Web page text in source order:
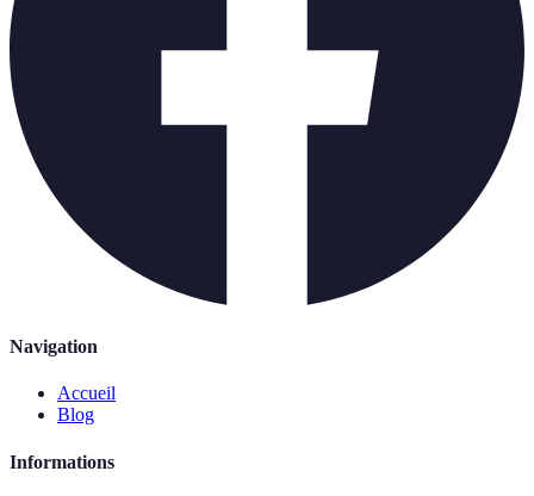
Navigation
Accueil
Blog
Informations